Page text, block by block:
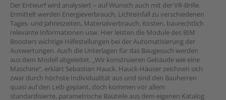
Der Entwurf wird analysiert – auf Wunsch auch mit der VR-Brille.
Ermittelt werden Energieverbrauch, Lichteinfall zu verschiedenen
Tages- und Jahreszeiten, Materialverbrauch, Kosten, baurechtlich
relevante Informationen usw. Hier leisten die Module des BIM
Boosters wichtige Hilfestellungen bei der Automatisierung der
Auswertungen. Auch die Unterlagen für das Baugesuch werden
aus dem Modell abgeleitet. „Wir konstruieren Gebäude wie eine
Maschine“, erklärt Sebastian Hauck. Hauck-Häuser zeichnen sich
zwar durch höchste Individualität aus und sind den Bauherren
quasi auf den Leib geplant, doch kommen vor allem
standardisierte, parametrische Bauteile aus dem eigenen Katalog